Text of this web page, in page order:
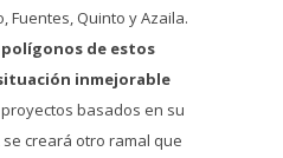
Fuentes, Quinto y Azaila.
polígonos de estos
inmejorable
basados en su
creará otro ramal que